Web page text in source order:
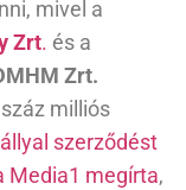
mivel a
Zrt. és a
Zrt.
milliós
szerződést
Media1 megírta,